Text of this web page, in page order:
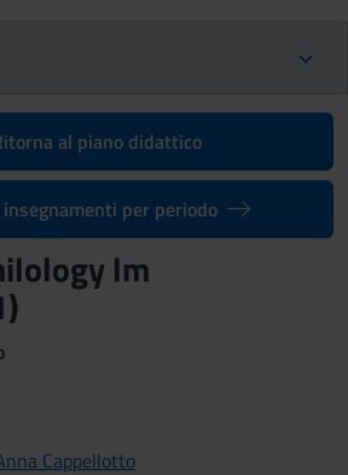
al piano didattico
per periodo
lm
Cappellotto